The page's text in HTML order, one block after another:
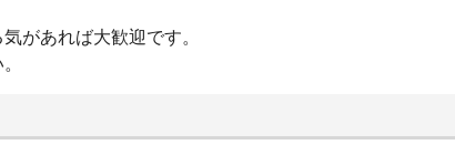
があれば大歓迎です。